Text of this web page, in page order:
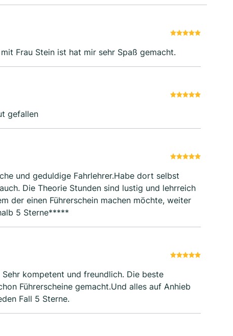
Frau Stein ist hat mir sehr Spaß gemacht.
gefallen
und geduldige Fahrlehrer.Habe dort selbst
Die Theorie Stunden sind lustig und lehrreich
der einen Führerschein machen möchte, weiter
5 Sterne*****
kompetent und freundlich. Die beste
Führerscheine gemacht.Und alles auf Anhieb
Fall 5 Sterne.